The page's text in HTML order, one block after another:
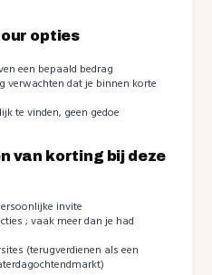
opties
een bepaald bedrag
verwachten dat je binnen korte
te vinden, geen gedoe
van korting bij deze
invite
; vaak meer dan je had
(terugverdienen als een